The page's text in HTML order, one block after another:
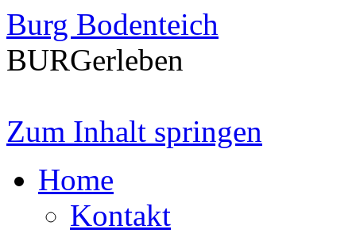
Burg Bodenteich
BURGerleben
Zum Inhalt springen
Home
Kontakt